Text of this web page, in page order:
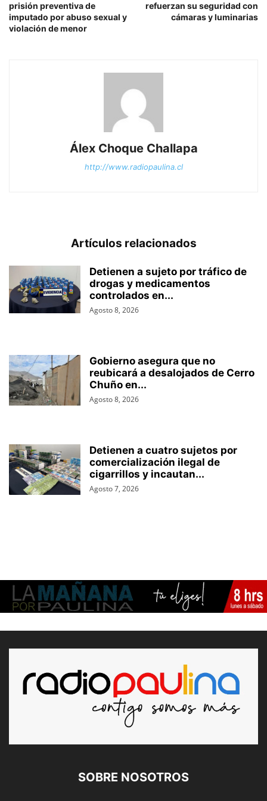
prisión preventiva de
imputado por abuso sexual y
violación de menor
refuerzan su seguridad con
cámaras y luminarias
Álex Choque Challapa
http://www.radiopaulina.cl
Artículos relacionados
Detienen a sujeto por tráfico de
drogas y medicamentos
controlados en...
Agosto 8, 2026
Gobierno asegura que no
reubicará a desalojados de Cerro
Chuño en...
Agosto 8, 2026
Detienen a cuatro sujetos por
comercialización ilegal de
cigarrillos y incautan...
Agosto 7, 2026
SOBRE NOSOTROS